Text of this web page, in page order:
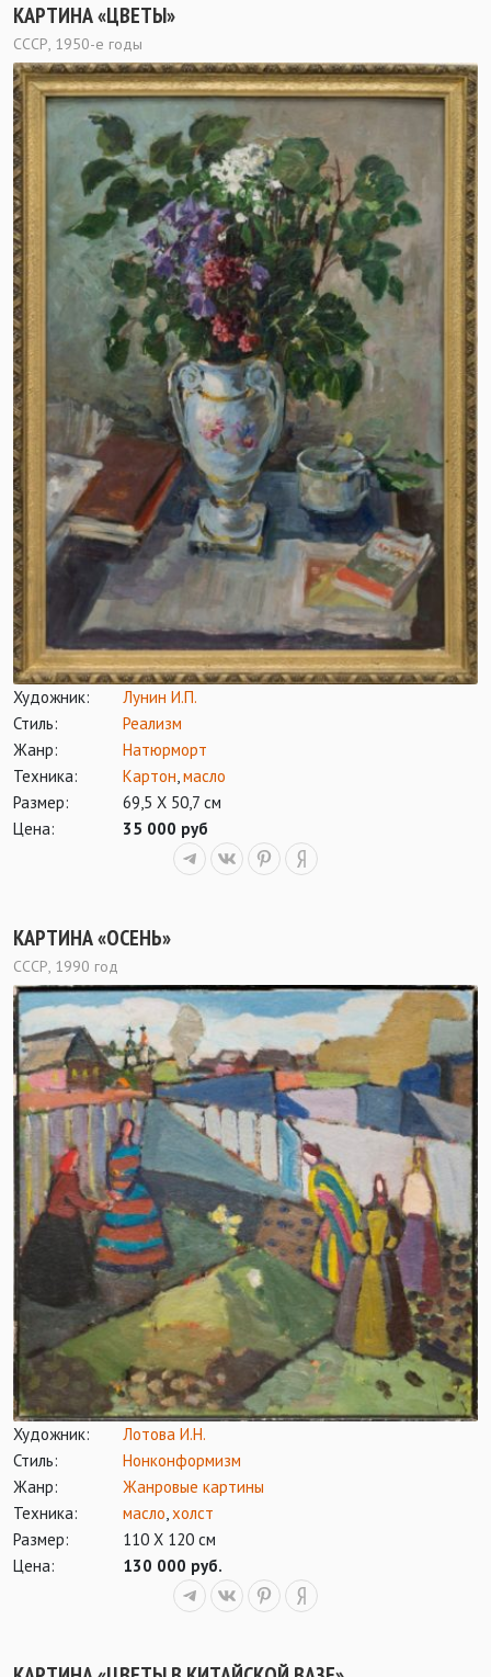
КАРТИНА «ЦВЕТЫ»
СССР, 1950-е годы
Художник:
Лунин И.П.
Стиль:
Реализм
Жанр:
Натюрморт
Техника:
Картон,масло
Размер:
69,5 Х 50,7 см
Цена:
35 000 руб
КАРТИНА «ОСЕНЬ»
СССР, 1990 год
Художник:
Лотова И.Н.
Стиль:
Нонконформизм
Жанр:
Жанровые картины
Техника:
масло холст
Размер:
110 Х 120 см
Цена:
130 000 руб.